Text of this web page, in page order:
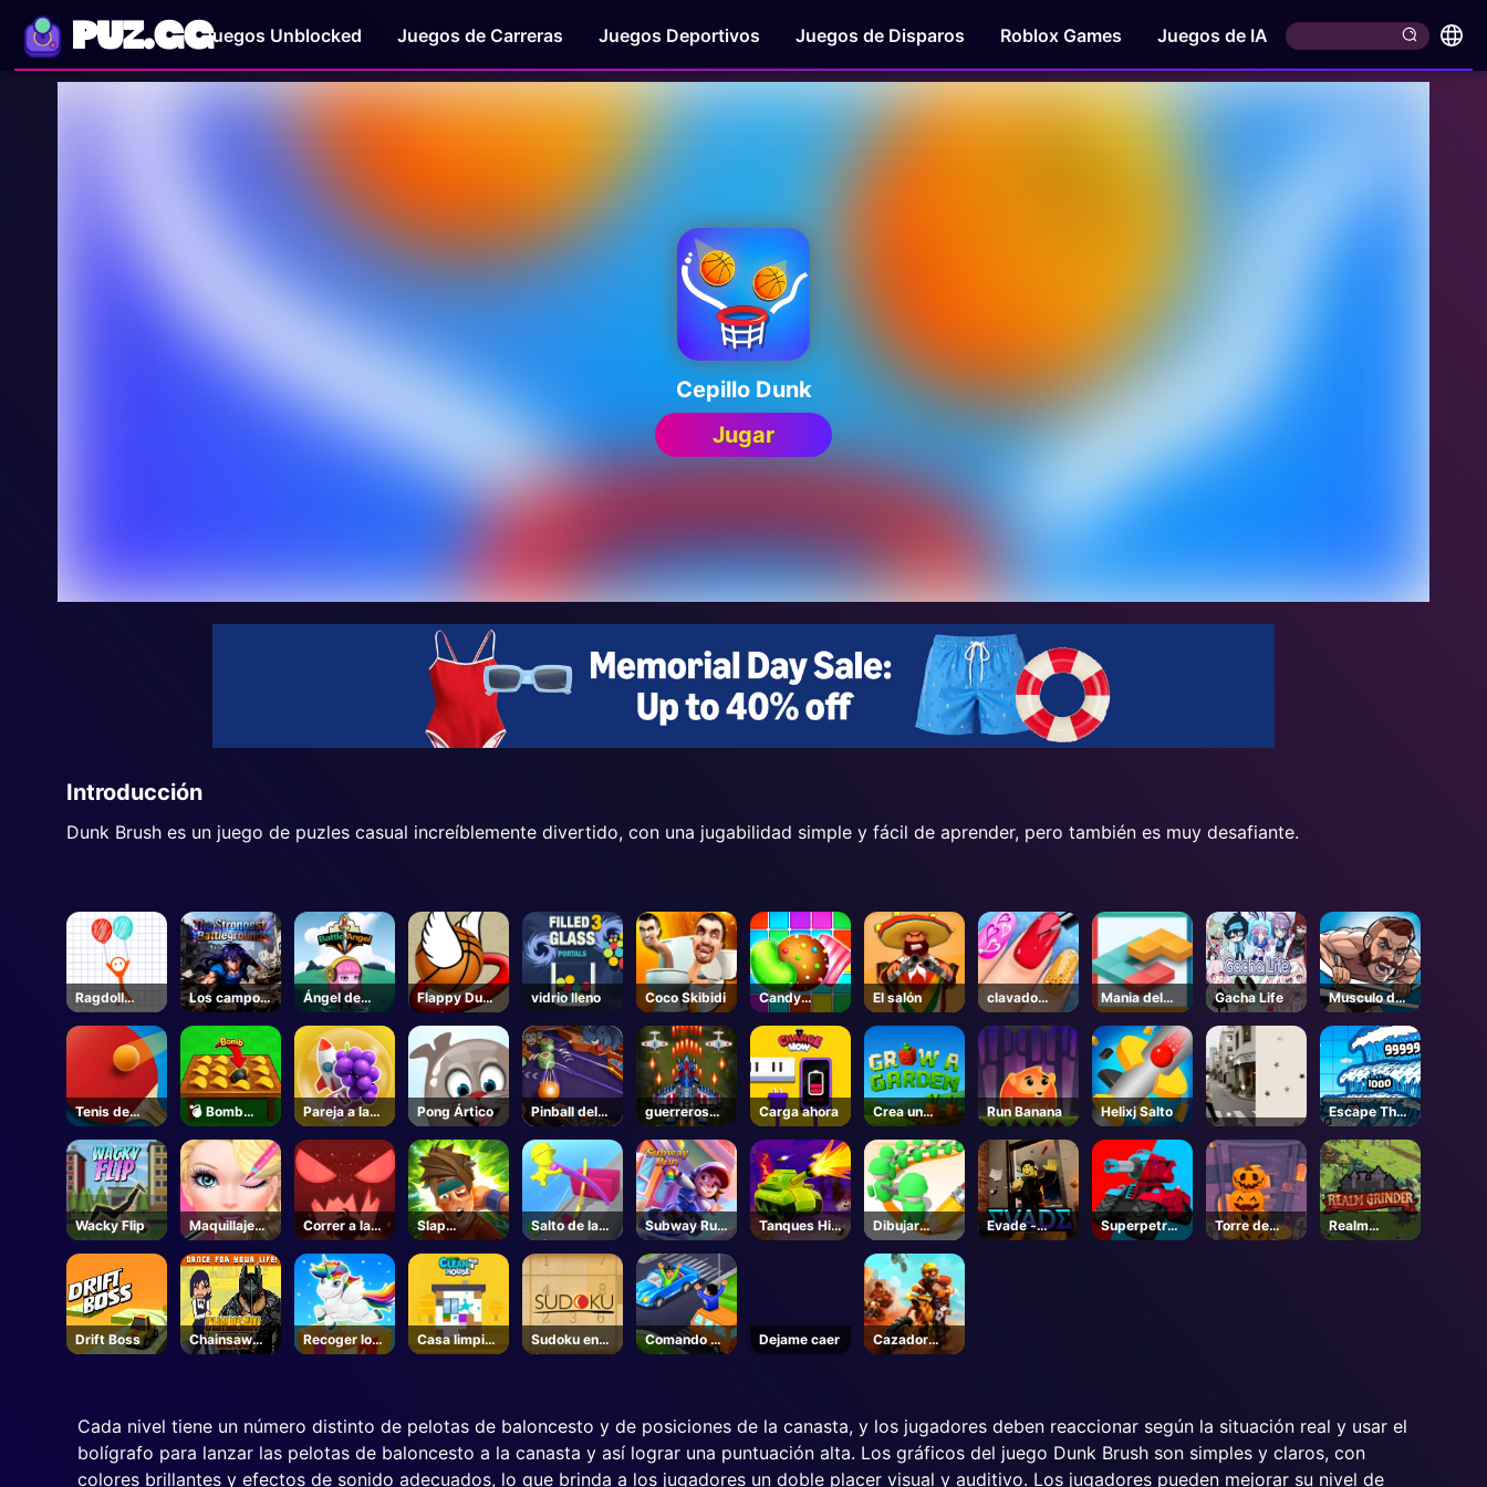
PUZ.GGJuegos Unblocked Juegos de Carreras Juegos Deportivos Juegos de Disparos Roblox Games Juegos de IA
Cepillo Dunk
Jugar
Introducción
Dunk Brush es un juego de puzles casual increíblemente divertido, con una jugabilidad simple y fácil de aprender, pero también es muy desafiante.
Ragdoll
levantarse
Los campos
de batalla
fuertes-
Roblox
Ángel de
batalla
Flappy Dunk
en línea
vidrio lleno Coco Skibidi
Candy
Fiesta
El salón
clavado
todo el año
Mania del
partido de
bloques
Gacha Life
Musculo de
hierro
Tenis de
mesa
💣 Bomb
Chip -
Roblox
Pareja a la
colisión
Pong Ártico
Pinball del
zoológico
guerreros
aéreos
Carga ahora
Crea un
Jardin -
Unblocked
Online
Juegos
Run Banana Helixj Salto
Escape The
Tsunami 🌊 -
Roblox
Wacky Flip
Maquillaje
de ojos
soñados
Correr a la
muerte
Slap
Champions
Salto de la
bóveda del
polo
Subway Run
3D
Tanques Hill
Top
Dibujar
Defensa
Evade -
Roblox
Superpetrol
eros
Torre de
Calabaza
Realm
Grinder
Drift Boss
Chainsaw
Dance
Juegos
Recoger los
regalos de
Casa limpia
3D
Sudoku en
línea
Comando de
tráfico
Dejame caer
Cazador
Moto
Cada nivel tiene un número distinto de pelotas de baloncesto y de posiciones de la canasta, y los jugadores deben reaccionar según la situación real y usar el
bolígrafo para lanzar las pelotas de baloncesto a la canasta y así lograr una puntuación alta. Los gráficos del juego Dunk Brush son simples y claros, con
colores brillantes y efectos de sonido adecuados, lo que brinda a los jugadores un doble placer visual y auditivo. Los jugadores pueden mejorar su nivel de